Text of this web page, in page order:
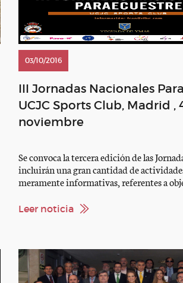
03/10/2016
III Jornadas Nacionales
UCJC Sports Club, Madrid ,
noviembre
Se convoca la tercera edición de las
incluirán una gran cantidad de
meramente informativas, referentes a
formación y reciclaje en las diferentes áreas
Leer noticia